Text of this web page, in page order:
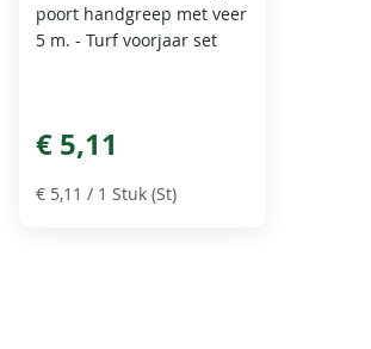
poort handgreep met veer
5 m. - Turf voorjaar set
€ 5,11
€ 5,11 / 1 Stuk (St)